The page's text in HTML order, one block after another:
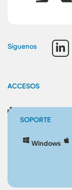
Síguenos
ACCESOS
SOPORTE
Windows